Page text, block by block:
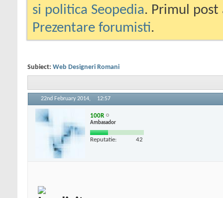
si politica Seopedia. Primul
Prezentare forumisti.
Subiect: Web Designeri Romani
22nd February 2014, 12:57
100R
Ambasador
Reputatie: 42